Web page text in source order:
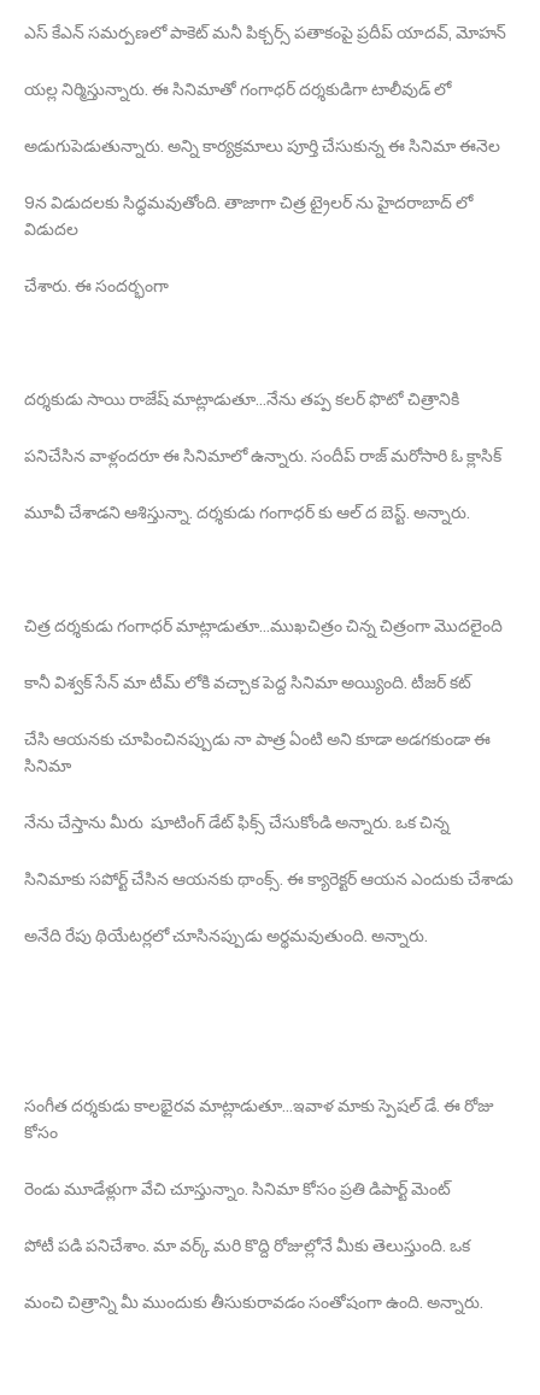
ఎస్ కేఎన్ సమర్పణలో పాకెట్ మనీ పిక్చర్స్ పతాకంపై ప్రదీప్ యాదవ్, మోహన్
యల్ల నిర్మిస్తున్నారు. ఈ సినిమాతో గంగాధర్ దర్శకుడిగా టాలీవుడ్ లో
అడుగుపెడుతున్నారు. అన్ని కార్యక్రమాలు పూర్తి చేసుకున్న ఈ సినిమా ఈనెల
9న విడుదలకు సిద్ధమవుతోంది. తాజాగా చిత్ర ట్రైలర్ ను హైదరాబాద్ లో
విడుదల
చేశారు. ఈ సందర్భంగా
దర్శకుడు సాయి రాజేష్ మాట్లాడుతూ...నేను తప్ప కలర్ ఫొటో చిత్రానికి
పనిచేసిన వాళ్లందరూ ఈ సినిమాలో ఉన్నారు. సందీప్ రాజ్ మరోసారి ఓ క్లాసిక్
మూవీ చేశాడని ఆశిస్తున్నా. దర్శకుడు గంగాధర్ కు ఆల్ ద బెస్ట్. అన్నారు.
చిత్ర దర్శకుడు గంగాధర్ మాట్లాడుతూ...ముఖచిత్రం చిన్న చిత్రంగా మొదలైంది
కానీ విశ్వక్ సేన్ మా టీమ్ లోకి వచ్చాక పెద్ద సినిమా అయ్యింది. టీజర్ కట్
చేసి ఆయనకు చూపించినప్పుడు నా పాత్ర ఏంటి అని కూడా అడగకుండా ఈ
సినిమా
నేను చేస్తాను మీరు షూటింగ్ డేట్ ఫిక్స్ చేసుకోండి అన్నారు. ఒక చిన్న
సినిమాకు సపోర్ట్ చేసిన ఆయనకు థాంక్స్. ఈ క్యారెక్టర్ ఆయన ఎందుకు చేశాడు
అనేది రేపు థియేటర్లలో చూసినప్పుడు అర్థమవుతుంది. అన్నారు.
సంగీత దర్శకుడు కాలభైరవ మాట్లాడుతూ...ఇవాళ మాకు స్పెషల్ డే. ఈ రోజు
కోసం
రెండు మూడేళ్లుగా వేచి చూస్తున్నాం. సినిమా కోసం ప్రతి డిపార్ట్ మెంట్
పోటీ పడి పనిచేశాం. మా వర్క్ మరి కొద్ది రోజుల్లోనే మీకు తెలుస్తుంది. ఒక
మంచి చిత్రాన్ని మీ ముందుకు తీసుకురావడం సంతోషంగా ఉంది. అన్నారు.